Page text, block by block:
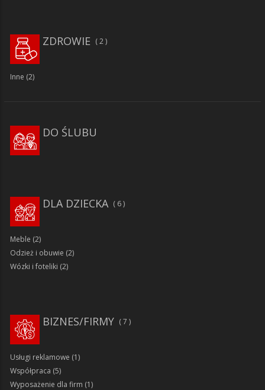
ZDROWIE 2
Inne (2)
DO ŚLUBU
6
DLA DZIECKA
Meble (2)
Odzież i obuwie (2)
Wózki i foteliki (2)
7
BIZNES/FIRMY
Usługi reklamowe (1)
Współpraca (5)
Wyposażenie dla firm (1)